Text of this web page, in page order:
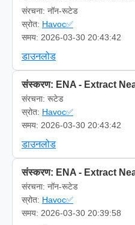
संरचना: नॉन-रूटेड
स्रोत: Havoc✅
समय: 2026-03-30 20:43:42
डाउनलोड
संस्करण: ENA - Extract
संरचना: रूटेड
स्रोत: Havoc✅
समय: 2026-03-30 20:43:42
डाउनलोड
संस्करण: ENA - Extract
संरचना: नॉन-रूटेड
स्रोत: Havoc✅
समय: 2026-03-30 20:39:58